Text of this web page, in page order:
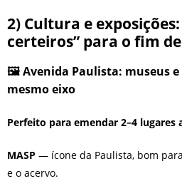
2) Cultura e
certeiros” para o fim
🖼️ Avenida Paulista: museus
mesmo eixo
Perfeito para emendar 2–4 lugares
MASP — ícone da Paulista, bom
e o acervo.